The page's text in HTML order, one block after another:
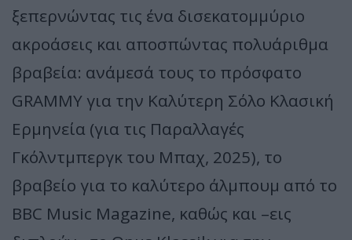
ξεπερνώντας τις ένα δισεκατομμύριο
ακροάσεις και αποσπώντας πολυάριθμα
βραβεία: ανάμεσά τους το πρόσφατο
GRAMMY για την Καλύτερη Σόλο Κλασική
Ερμηνεία (για τις Παραλλαγές
Γκόλντμπεργκ του Μπαχ, 2025), το
βραβείο για το καλύτερο άλμπουμ από το
BBC Music Magazine, καθώς και –εις